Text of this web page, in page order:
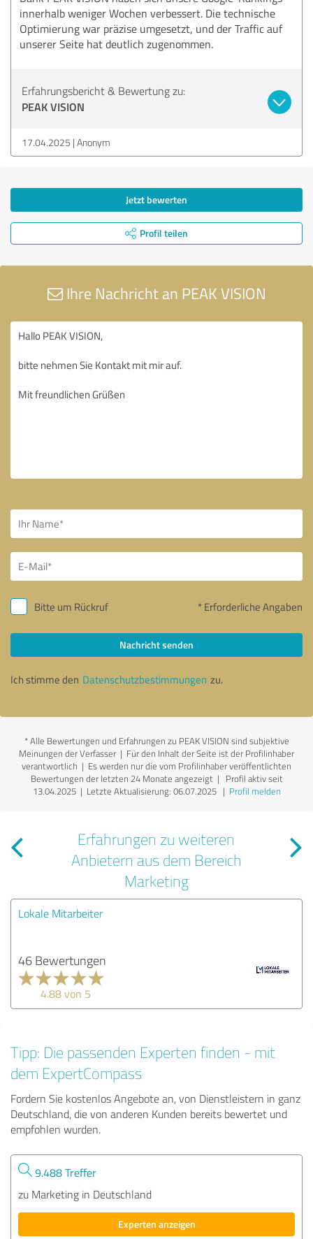
innerhalb weniger Wochen verbessert. Die technische
Optimierung war präzise umgesetzt, und der Traffic auf
unserer Seite hat deutlich zugenommen.
Erfahrungsbericht & Bewertung zu:
PEAK VISION
17.04.2025 Anonym
Jetzt bewerten
Profil teilen
Ihre Nachricht an PEAK VISION
Bitte um Rückruf * Erforderliche Angaben
Nachricht senden
Ich stimme den Datenschutzbestimmungen zu.
*Alle Bewertungen und Erfahrungen zu PEAK VISION sind subjektive
Meinungen der Verfasser | Für den Inhalt der Seite ist der Profilinhaber
verantwortlich | Es werden nur die vom Profilinhaber veröffentlichten
Bewertungen der letzten 24 Monate angezeigt | Profil aktiv seit
13.04.2025 | Letzte Aktualisierung: 06.07.2025| Profil melden
Erfahrungen zu weiteren
Anbietern aus dem Bereich
Marketing
Lokale Mitarbeiter
46 Bewertungen
4.88 von 5
Tipp: Die passenden Experten finden - mit
dem ExpertCompass
Fordern Sie kostenlos Angebote an, von Dienstleistern in ganz
Deutschland, die von anderen Kunden bereits bewertet und
empfohlen wurden.
9.488 Treffer
zu Marketing in Deutschland
Experten anzeigen